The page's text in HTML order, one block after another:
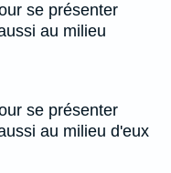
se présenter
au milieu
se présenter
au milieu d'eux